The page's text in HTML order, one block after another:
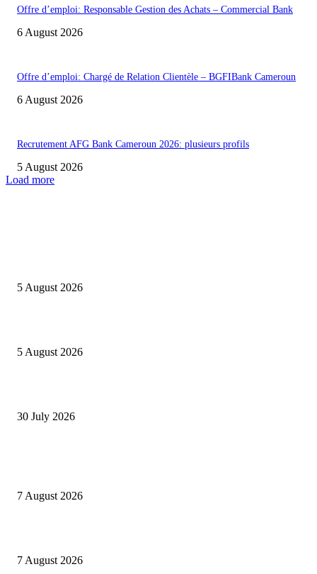
Offre d’emploi: Responsable Gestion des Achats – Commercial Bank
6 August 2026
Offre d’emploi: Chargé de Relation Clientèle – BGFIBank Cameroun
6 August 2026
Recrutement AFG Bank Cameroun 2026: plusieurs profils
5 August 2026
Load more
5 August 2026
5 August 2026
30 July 2026
7 August 2026
7 August 2026